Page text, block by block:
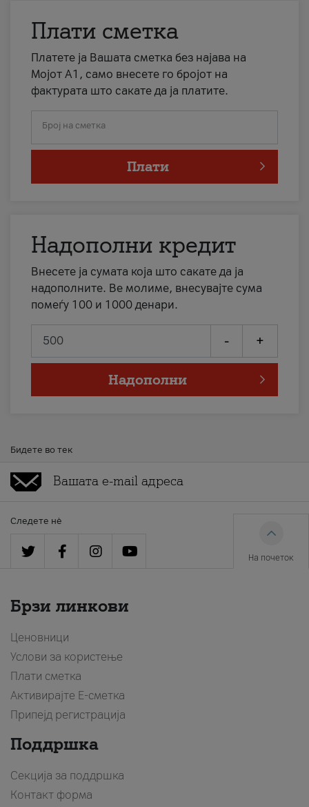
Плати сметка
Платете ја Вашата сметка без најава на
Мојот А1, само внесете го бројот на
фактурата што сакате да ја платите.
Број на сметка
Плати
Надополни кредит
Внесете ја сумата која што сакате да ја
надополните. Ве молиме, внесувајте сума
помеѓу 100 и 1000 денари.
- +
Надополни
Бидете во тек
Следете нè
На почеток
Брзи линкови
Ценовници
Услови за користење
Плати сметка
Активирајте Е-сметка
Припејд регистрација
Поддршка
Секција за поддршка
Контакт форма